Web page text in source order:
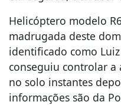
Helicóptero modelo
madrugada deste
identificado como
conseguiu controlar a
no solo instantes
informações são da